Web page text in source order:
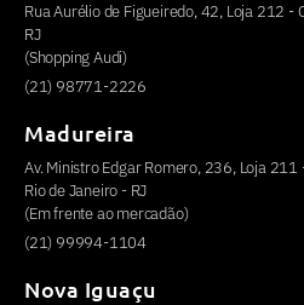
Rua Aurélio de Figueiredo, 42, Loja 212 -
RJ
(Shopping Audi)
(21) 98771-2226
Madureira
Av. Ministro Edgar Romero, 236, Loja
Rio de Janeiro - RJ
(Em frente ao mercadão)
(21) 99994-1104
Nova Iguaçu